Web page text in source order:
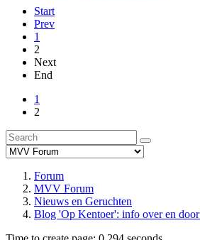
Start
Prev
1
2
Next
End
1
2
Forum
MVV Forum
Nieuws en Geruchten
Blog 'Op Kentoer': info over en